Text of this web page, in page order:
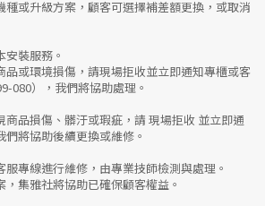
種或升級方案 ，顧客可選擇補差額更換，或取消
裝服務。
品或環境損傷，請現場拒收並立即通知專櫃或客
080），我們將協助處理。
商品損傷、髒汙或瑕疵 ，請 現場拒收 並立即通
將協助後續更換或維修。
服專線進行維修，由專業技師檢測與處理。
集雅社將協助已確保顧客權益。